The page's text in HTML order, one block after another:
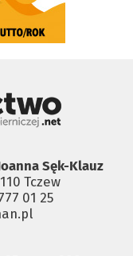
Sęk-Klauz
Tczew
01 25